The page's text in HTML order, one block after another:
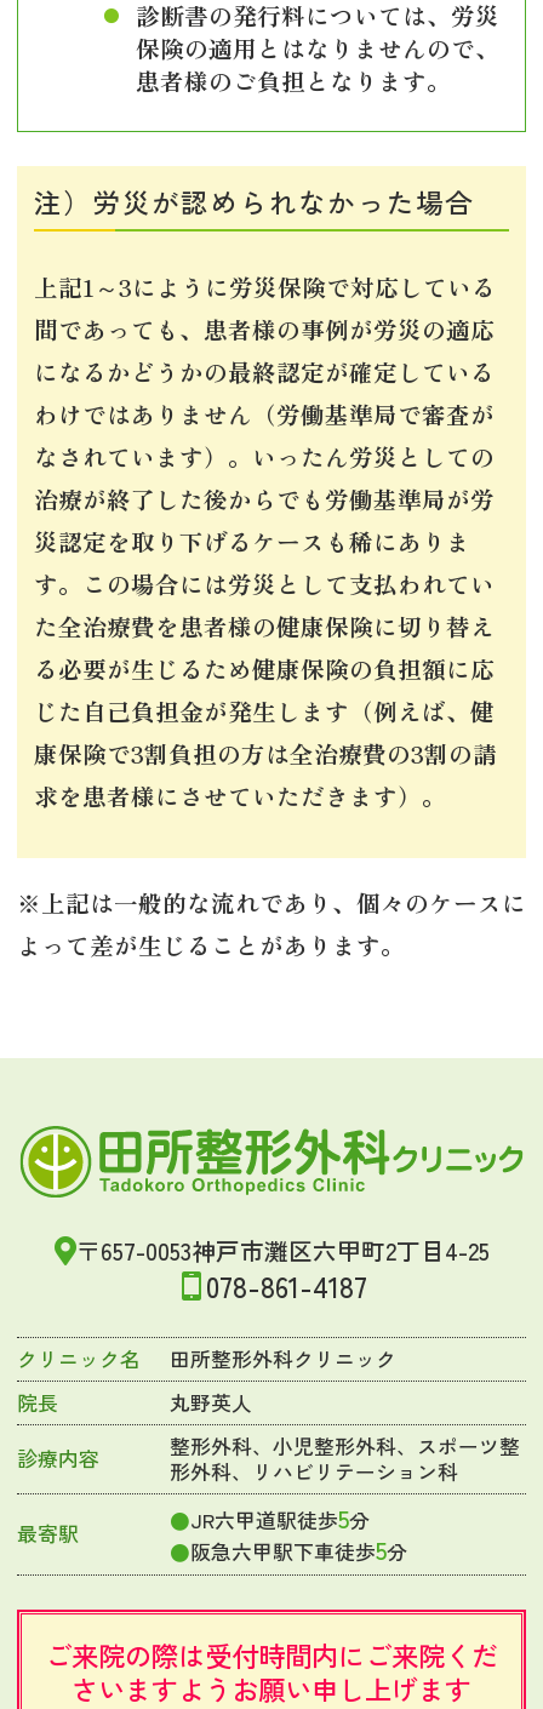
診断書の発行料については、労災
保険の適用とはなりませんので、
患者様のご負担となります。
注）労災が認められなかった場合
上記1～3にように労災保険で対応している
間であっても、患者様の事例が労災の適応
になるかどうかの最終認定が確定している
わけではありません（労働基準局で審査が
なされています）。いったん労災としての
治療が終了した後からでも労働基準局が労
災認定を取り下げるケースも稀にありま
す。この場合には労災として支払われてい
た全治療費を患者様の健康保険に切り替え
る必要が生じるため健康保険の負担額に応
じた自己負担金が発生します（例えば、健
康保険で3割負担の方は全治療費の3割の請
求を患者様にさせていただきます）。
※上記は一般的な流れであり、個々のケースに
よって差が生じることがあります。
〒657-0053神戸市灘区六甲町2丁目4-25
078-861-4187
クリニック名
田所整形外科クリニック
院長
丸野英人
診療内容
整形外科、小児整形外科、スポーツ整
形外科、リハビリテーション科
最寄駅 JR六甲道駅徒歩5分
阪急六甲駅下車徒歩5分
ご来院の際は受付時間内にご来院くだ
さいますようお願い申し上げます